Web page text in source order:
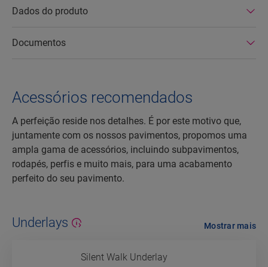
Dados do produto
Documentos
Acessórios recomendados
A perfeição reside nos detalhes. É por este motivo que,
juntamente com os nossos pavimentos, propomos uma
ampla gama de acessórios, incluindo subpavimentos,
rodapés, perfis e muito mais, para uma acabamento
perfeito do seu pavimento.
Underlays
Silent Walk Underlay
Mostrar mais